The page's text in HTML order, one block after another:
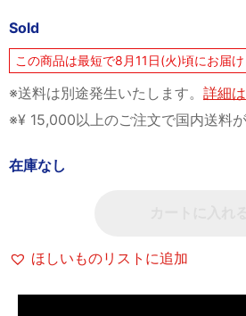
Sold
この商品は最短で8月11日(火)頃にお届け
※送料は別途発生いたします。 詳細
※¥ 15,000以上のご注文で国内送料が
在庫なし
ほしいものリストに追加